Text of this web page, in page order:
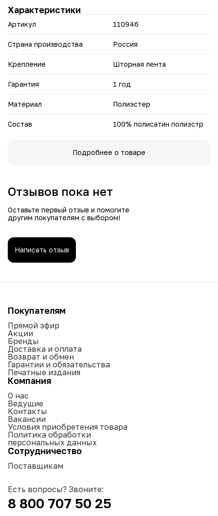
• Нежный цветочный принт добавляет интерьеру уюта,
свежести и весеннего настроения.
• Шторная лента шириной 2,5 см обеспечивает быстрое и
удобное крепление тюля к карнизу.
• Подходит для гостиной, спальни, детской комнаты и
складки.
выгорает на солнце и не теряет форму.
светом и создаст атмосферу уюта и романтики.
Характеристики
Артикул 110946
Страна производства Россия
Крепление Шторная лента
Гарантия 1 год
Материал Полиэстер
Состав 100% полисатин полиэстр
Подробнее о товаре
Отзывов пока нет
Оставьте первый отзыв и помогите
другим покупателям с выбором!
Написать отзыв
Покупателям
Прямой эфир
Акции
Бренды
Доставка и оплата
Возврат и обмен
Гарантии и обязательства
Печатные издания
Компания
О нас
Ведущие
Контакты
Вакансии
Условия приобретения товара
Политика обработки
персональных данных
Сотрудничество
Поставщикам
Есть вопросы? Звоните:
8 800 707 50 25